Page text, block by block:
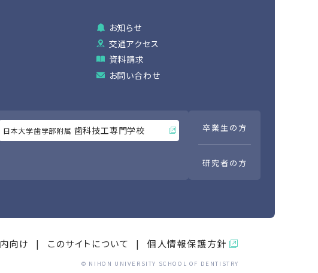
お知らせ
交通アクセス
資料請求
お問い合わせ
日本大学歯学部附属 歯科技工専門学校 卒業生の方
研究者の方
向け このサイトについて 個人情報保護方針
© NIHON UNIVERSITY SCHOOL OF DENTISTRY